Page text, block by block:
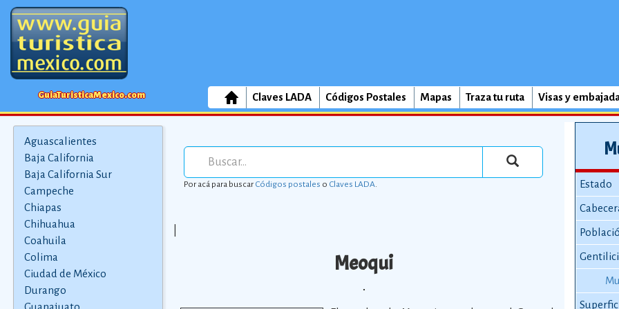
GuiaTuristicaMexico.com Claves LADA Códigos Postales Mapas Traza tu ruta Visas y
Aguascalientes
Baja California
Baja California Sur
Campeche
Chiapas
Chihuahua
Coahuila
Colima
Ciudad de México
Durango
Guanajuato
Por acá para buscarCódigos postales o Claves LADA.
Meoqui
Estado